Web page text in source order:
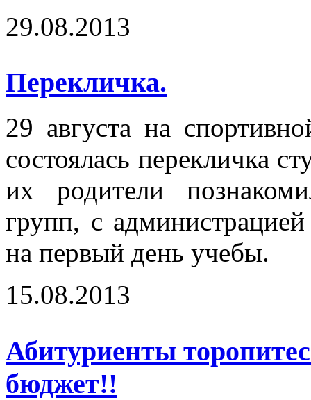
29.08.2013
Перекличка.
29 августа на
состоялась перекличка
их родители
групп, с
на первый день учебы.
15.08.2013
Абитуриенты
бюджет!!